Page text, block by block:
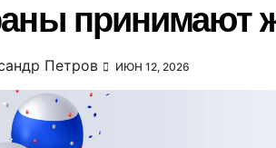
принимают
Петров ИЮН 12, 2026